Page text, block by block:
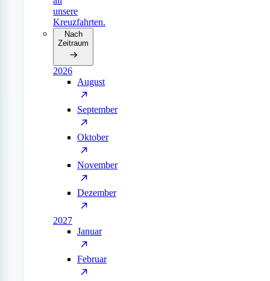
unsere
Kreuzfahrten.
Nach
Zeitraum
2026
August
September
Oktober
November
Dezember
2027
Januar
Februar